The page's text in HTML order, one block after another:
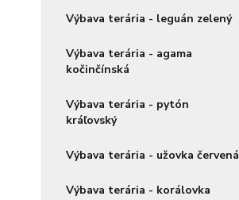
Výbava terária - leguán zelený
Výbava terária - agama
kočinčínská
Výbava terária - pytón
kráľovský
Výbava terária - užovka červená
Výbava terária - korálovka